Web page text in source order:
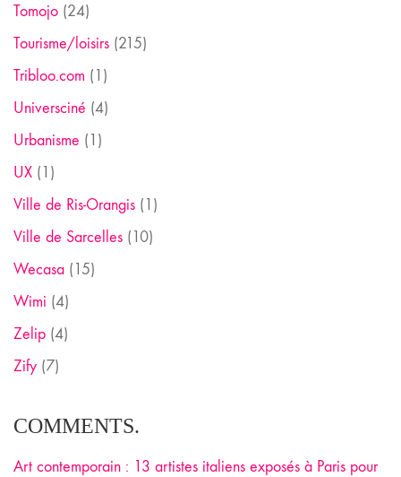
Tomojo (24)
Tourisme/loisirs (215)
Tribloo.com (1)
Universciné (4)
Urbanisme (1)
UX (1)
Ville de Ris-Orangis (1)
Ville de Sarcelles (10)
Wecasa (15)
Wimi (4)
Zelip (4)
Zify (7)
COMMENTS.
Art contemporain : 13 artistes italiens exposés à Paris pour